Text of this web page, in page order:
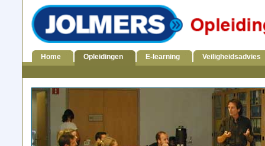
Home Opleidingen E-learning Veiligheidsadvies